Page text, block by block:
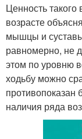
Ценность
возрасте
мышцы и
равномерно, не
этом по уровню
ходьбу можно
противопоказан
наличия ряда